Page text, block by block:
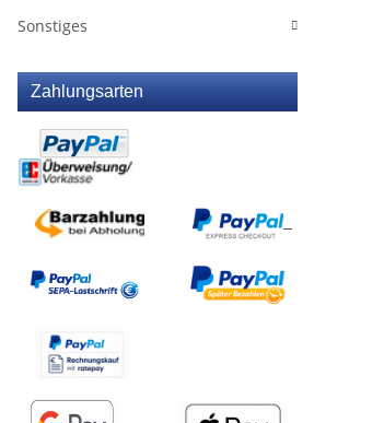
Sonstiges
Zahlungsarten